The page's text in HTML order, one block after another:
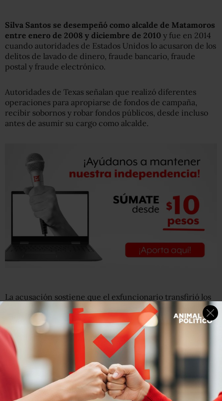
Silva Santos se desempeñó como alcalde de Matamoros
entre enero de 2008 y diciembre de 2010 y fue en 2014
cuando autoridades de Estados Unidos lo acusaron de los
delitos de lavado de dinero, fraude bancario, fraude
postal y fraude electrónico.
Autoridades de Texas señalan que realizó diferentes
operaciones para apropiarse de fondos de campaña,
recibir sobornos y robar fondos públicos, desde incluso
antes de asumir su cargo como alcalde.
La acusación sostiene que el exfuncionario transfirió los
fondos a diversas cuentas bancarias estadunidenses, para
lo cual hizo declaraciones falsas y falsificó documentos.
Según las autoridades federales, Silva Santos utilizó luego
parte de los fondos para invertir en certificados de
depósito en Estados Unidos y en las Bermudas.
Actualmente Silva santos es fugitivo para las